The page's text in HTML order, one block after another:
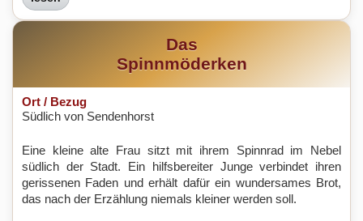
Das
Spinnmöderken
Ort / Bezug
Südlich von Sendenhorst
Eine kleine alte Frau sitzt mit ihrem Spinnrad im Nebel
südlich der Stadt. Ein hilfsbereiter Junge verbindet ihren
gerissenen Faden und erhält dafür ein wundersames Brot,
das nach der Erzählung niemals kleiner werden soll.